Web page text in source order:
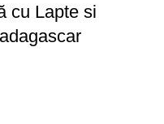
cu Lapte si